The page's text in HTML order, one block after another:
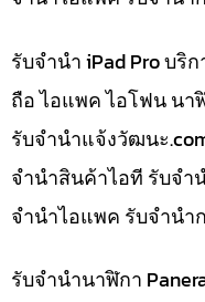
รับจำนำ iPad Pro บริ
ถือ ไอแพค ไอโฟน นา
รับจํานําแจ้งวัฒนะ
จำนำสินค้าไอที รับจ
จำนำไอแพค รับจำนำ
รับจำนำนาฬิกา